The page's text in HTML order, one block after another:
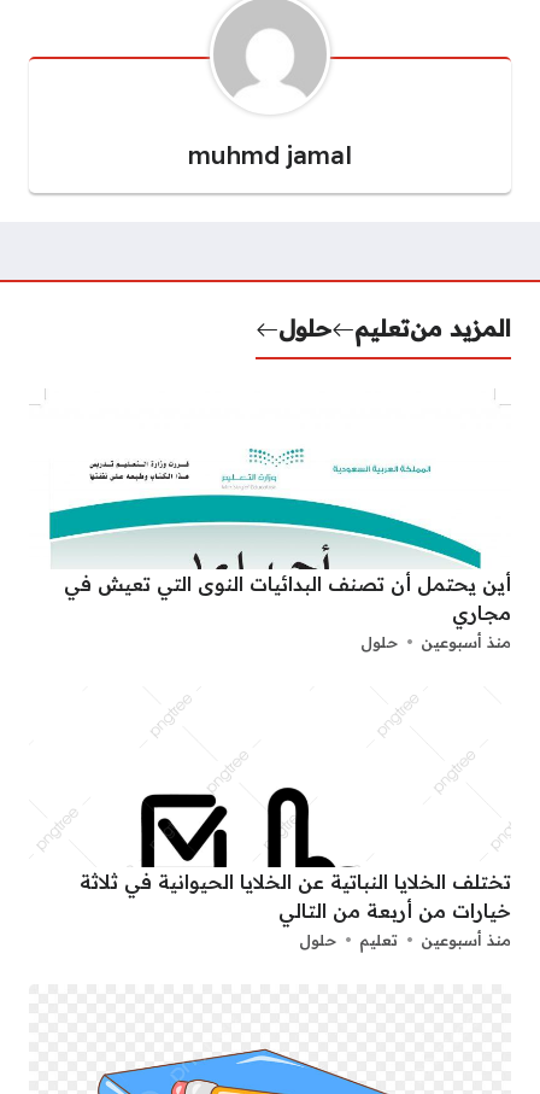
muhmd jamal
المزيد منتعليم حلول
أين يحتمل أن تصنف البدائيات النوى التي تعيش في
مجاري
منذ أسبوعين حلول
تختلف الخلايا النباتية عن الخلايا الحيوانية في ثلاثة
خيارات من أربعة من التالي
منذ أسبوعين تعليم حلول